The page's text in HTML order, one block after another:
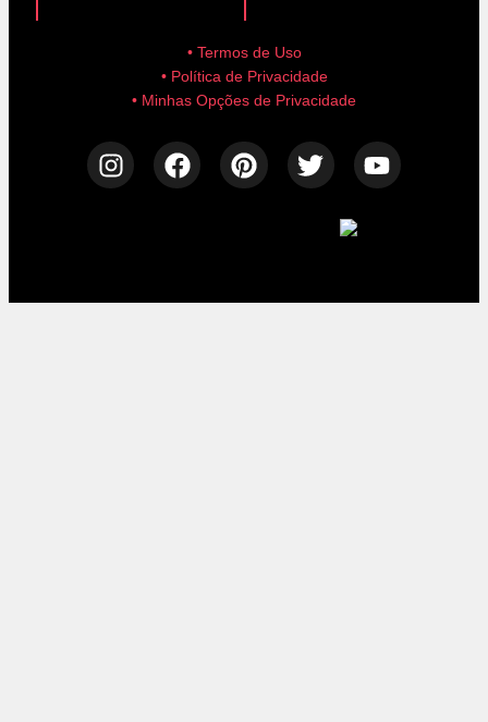
• Termos de Uso
• Política de Privacidade
• Minhas Opções de Privacidade